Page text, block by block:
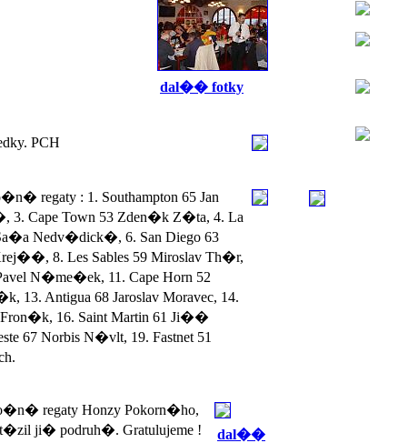
dal�� fotky
PCH
regaty : 1. Southampton 65 Jan
Cape Town 53 Zden�k Z�ta, 4. La
Nedv�dick�, 6. San Diego 63
8. Les Sables 59 Miroslav Th�r,
N�me�ek, 11. Cape Horn 52
13. Antigua 68 Jaroslav Moravec, 14.
Fron�k, 16. Saint Martin 61 Ji��
67 Norbis N�vlt, 19. Fastnet 51
regaty Honzy Pokorn�ho,
ji� podruh�. Gratulujeme !
dal��